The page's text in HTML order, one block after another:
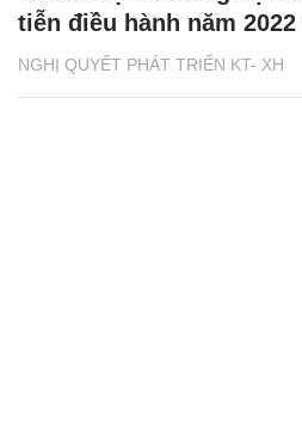
NGHỊ QUYẾT PHÁT TRIỂN KT- XH
tiễn điều hành năm 2022